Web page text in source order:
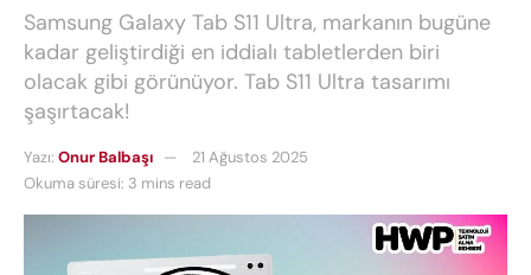
Samsung Galaxy Tab S11 Ultra, markanın bugüne
kadar geliştirdiği en iddialı tabletlerden biri
olacak gibi görünüyor. Tab S11 Ultra tasarımı
şaşırtacak!
Yazı: Onur Balbaşı
21 Ağustos 2025
Okuma süresi: 3 mins read